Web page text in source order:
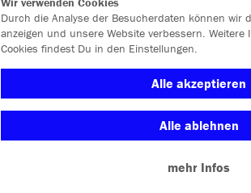
Durch die Analyse der Besucherdaten können wir
anzeigen und unsere Website verbessern. Weitere
Cookies findest Du in den Einstellungen.
Alle akzeptieren
Alle ablehnen
mehr Infos